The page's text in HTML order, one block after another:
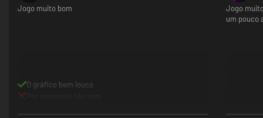
Jogo muito bom
O gráfico bem louco
Jogo
um pouco